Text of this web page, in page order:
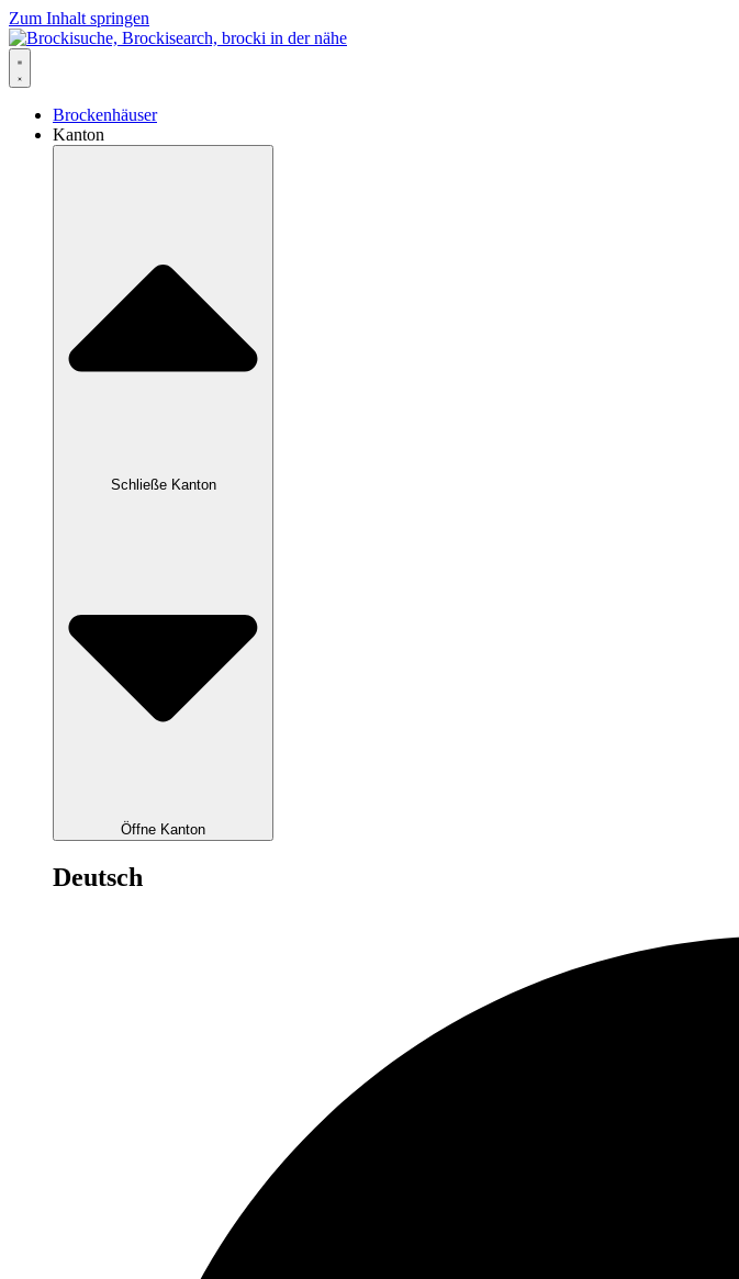
Zum Inhalt springen
Brockenhäuser
Kanton
Schließe Kanton
Öffne Kanton
Deutsch